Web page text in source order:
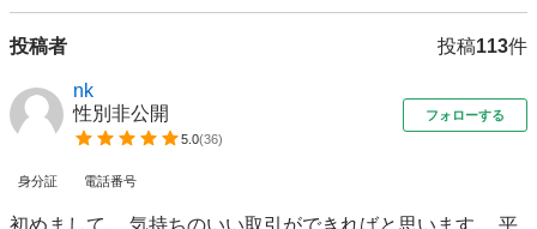
投稿者 投稿113件
nk
性別非公開
5.0(36)
フォローする
身分証 電話番号
初めまして。 気持ちのいい取引ができればと思います。 平